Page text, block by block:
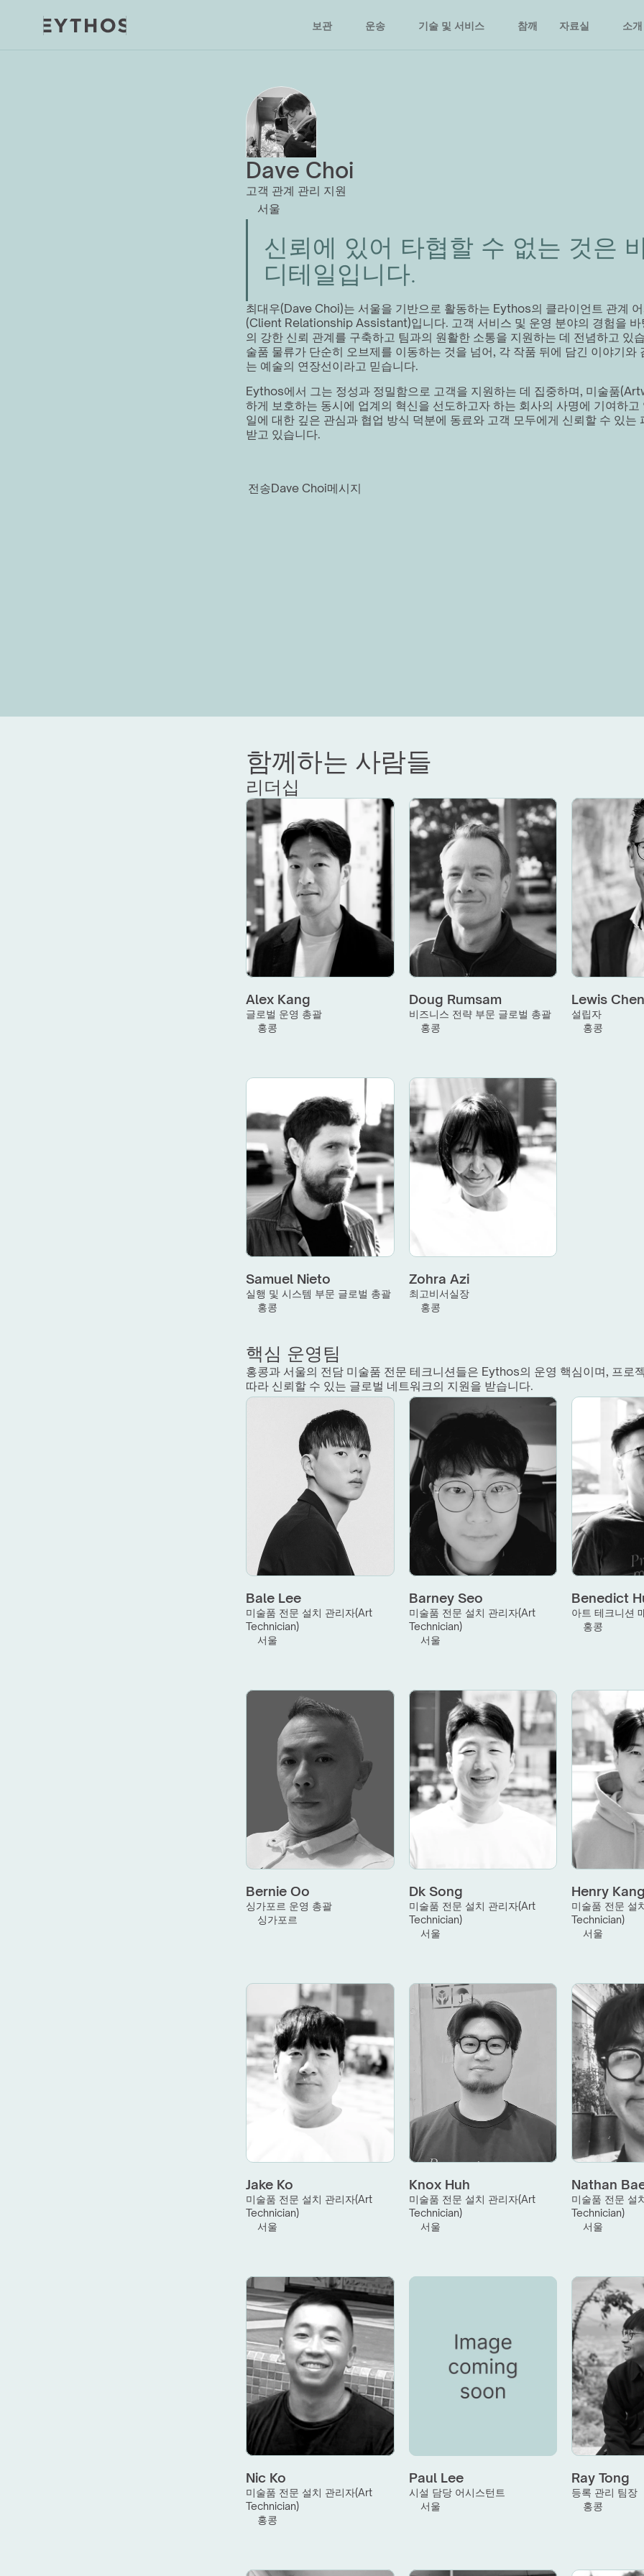
Dave Choi
고객 관계 관리 지원
서울
신뢰에 있어 타협할 수 없는 것은
디테일입니다.
최대우(Dave Choi)는 서울을 기반으로 활동하는 Eythos의 클라이언트 관계
(Client Relationship Assistant)입니다. 고객 서비스 및 운영 분야의 경험을 바
의 강한 신뢰 관계를 구축하고 팀과의 원활한 소통을 지원하는 데 전념하고 있
술품 물류가 단순히 오브제를 이동하는 것을 넘어, 각 작품 뒤에 담긴 이야기와
는 예술의 연장선이라고 믿습니다.
Eythos에서 그는 정성과 정밀함으로 고객을 지원하는 데 집중하며, 미술품
하게 보호하는 동시에 업계의 혁신을 선도하고자 하는 회사의 사명에 기여하고
일에 대한 깊은 관심과 협업 방식 덕분에 동료와 고객 모두에게 신뢰할 수 있는
받고 있습니다.
전송Dave Choi메시지
함께하는 사람들
리더십
Alex Kang
글로벌 운영 총괄
홍콩
Doug Rumsam
비즈니스 전략 부문 글로벌 총괄
홍콩
Lewis
설립자
홍콩
Samuel Nieto
실행 및 시스템 부문 글로벌 총괄
홍콩
Zohra Azi
최고비서실장
홍콩
핵심 운영팀
홍콩과 서울의 전담 미술품 전문 테크니션들은 Eythos의 운영 핵심이며, 프로
따라 신뢰할 수 있는 글로벌 네트워크의 지원을 받습니다.
Bale Lee
미술품 전문 설치 관리자(Art
Technician)
서울
Barney Seo
미술품 전문 설치 관리자(Art
Technician)
서울
Benedict
아트 테크니션
홍콩
Bernie Oo
싱가포르 운영 총괄
싱가포르
Dk Song
미술품 전문 설치 관리자(Art
Technician)
서울
Henry
미술품 전문 설
Technician)
서울
Jake Ko
미술품 전문 설치 관리자(Art
Technician)
서울
Knox Huh
미술품 전문 설치 관리자(Art
Technician)
서울
Nathan
미술품 전문 설
Technician)
서울
Nic Ko
미술품 전문 설치 관리자(Art
Technician)
홍콩
Paul Lee
시설 담당 어시스턴트
서울
Ray Tong
등록 관리 팀장
홍콩
보관 운송 기술 및 서비스 참깨 자료실 소개